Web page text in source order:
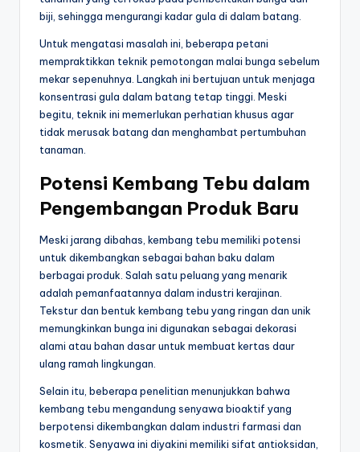
biji, sehingga mengurangi kadar gula di dalam batang.
Untuk mengatasi masalah ini, beberapa petani
mempraktikkan teknik pemotongan malai bunga sebelum
mekar sepenuhnya. Langkah ini bertujuan untuk menjaga
konsentrasi gula dalam batang tetap tinggi. Meski
begitu, teknik ini memerlukan perhatian khusus agar
tidak merusak batang dan menghambat pertumbuhan
tanaman.
Potensi Kembang Tebu dalam
Pengembangan Produk Baru
Meski jarang dibahas, kembang tebu memiliki potensi
untuk dikembangkan sebagai bahan baku dalam
berbagai produk. Salah satu peluang yang menarik
adalah pemanfaatannya dalam industri kerajinan.
Tekstur dan bentuk kembang tebu yang ringan dan unik
memungkinkan bunga ini digunakan sebagai dekorasi
alami atau bahan dasar untuk membuat kertas daur
ulang ramah lingkungan.
Selain itu, beberapa penelitian menunjukkan bahwa
kembang tebu mengandung senyawa bioaktif yang
berpotensi dikembangkan dalam industri farmasi dan
kosmetik. Senyawa ini diyakini memiliki sifat antioksidan,